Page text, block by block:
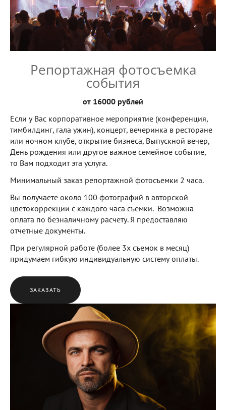
Репортажная фотосъемка
события
от 16000 рублей
Если у Вас корпоративное мероприятие (конференция,
тимбилдинг, гала ужин), концерт, вечеринка в ресторане
или ночном клубе, открытие бизнеса, Выпускной вечер,
День рождения или другое важное семейное событие,
то Вам подходит эта услуга.
Минимальный заказ репортажной фотосъемки 2 часа.
Вы получаете около 100 фотографий в авторской
цветокоррекции с каждого часа съемки. Возможна
оплата по безналичному расчету. Я предоставляю
отчетные документы.
При регулярной работе (более 3х съемок в месяц)
придумаем гибкую индивидуальную систему оплаты.
ЗАКАЗАТЬ